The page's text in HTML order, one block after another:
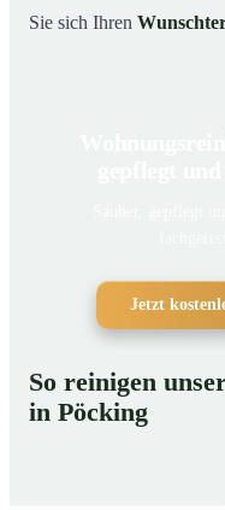
Sie sich Ihren
Jetzt
So reinigen
in Pöcking